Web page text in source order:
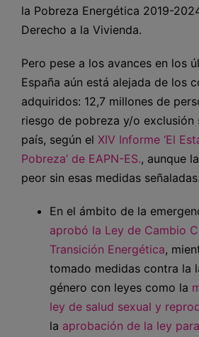
la Pobreza Energética 2019-
Derecho a la Vivienda.
Pero pese a los avances en los
España aún está alejada de los
adquiridos: 12,7 millones de
riesgo de pobreza y/o exclusión
país, según el XIV Informe ‘El
Pobreza’ de EAPN-ES., aunque
peor sin esas medidas señaladas.
En el ámbito de la
aprobó la Ley de Cambio
Transición Energética,
tomado medidas contra la
género con leyes como la
ley de salud sexual y
la aprobación de la ley